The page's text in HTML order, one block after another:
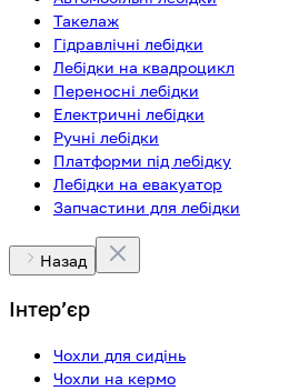
Такелаж
Гідравлічні лебідки
Лебідки на квадроцикл
Переносні лебідки
Електричні лебідки
Ручні лебідки
Платформи під лебідку
Лебідки на евакуатор
Запчастини для лебідки
Назад
Інтерʼєр
Чохли для сидінь
Чохли на кермо